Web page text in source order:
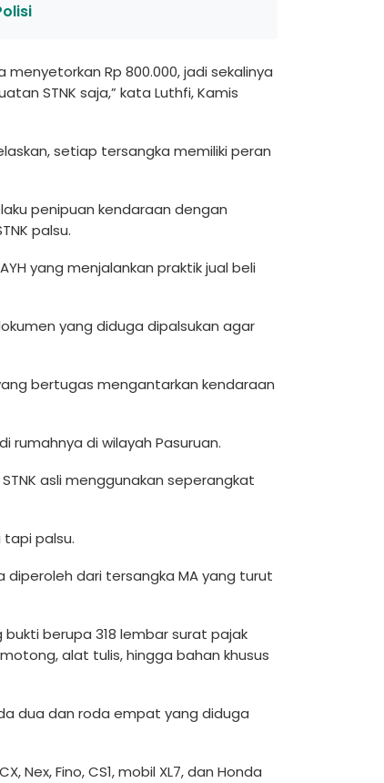
Rp 800.000, jadi sekalinya
STNK saja,” kata Luthfi, Kamis
setiap tersangka memiliki peran
penipuan kendaraan dengan
palsu.
yang menjalankan praktik jual beli
yang diduga dipalsukan agar
bertugas mengantarkan kendaraan
rumahnya di wilayah Pasuruan.
asli menggunakan seperangkat
tapi palsu.
dari tersangka MA yang turut
berupa 318 lembar surat pajak
alat tulis, hingga bahan khusus
dua dan roda empat yang diduga
Fino, CS1, mobil XL7, dan Honda